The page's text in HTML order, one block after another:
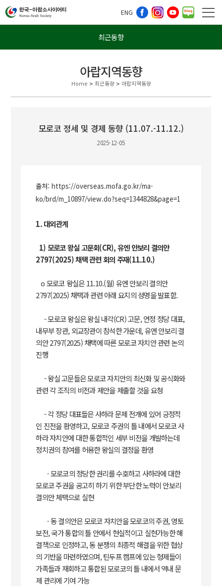
ENG
최근동향
아랍지역동향
Home > 최근동향> 아랍지역동향
모로코 정세 및 경제 동향 (11.07.-11.12.)
2025-12-05
출처:https://overseas.mofa.go.kr/ma-
ko/brd/m_10897/view.do?seq=1344828&page=1
1. 대외관계
1) 모로코 왕실 고문회(CR), 유엔 안보리 결의안
2797(2025) 채택 관련 회의 주재(11.10.)
o 모로코 왕실은 11.10.(월) 유엔 안보리 결의안
2797(2025) 채택과 관련 아래 요지의 성명을 발표함.
- 모로코 왕실은 왕실 내각(CR) 고문, 연정 정당 대표,
내무부 장관, 외교장관이 참석한 가운데, 유엔 안보리 결
의안 2797(2025) 채택에 따른 모로코 자치안 관련 논의
진행
- 왕실 고문들은 모로코 자치안의 최신화 및 공식화와
관련 각 조직의 비전과 제안을 제출할 것을 요청
- 각 정당 대표들은 사하라 문제 전개에 있어 긍정적
인 진전을 환영하고, 모로코 주권의 틀 내에서 모로코 사
하라 자치안에 대한 통합적인 세부 비전을 개발하는데
정치권의 참여를 허용한 왕실의 결정을 환영
· 모로코의 정당한 권리를 수호하고 사하라에 대한
모로코 주권을 공고히 하기 위한 부단한 노력이 안보리
결의안 체택으로 실현
· 동 결의안은 모로코 자치안을 모로코의 주권, 영토
보전, 국가 통합의 틀 안에서 현실적이고 실현가능한 해
결책으로 인정하고, 동 분쟁의 최종적 해결을 위한 협상
의 기반을 마련하였으며, 틴두프 캠프에 있는 형제들이
가족들과 재회하고 통합된 모로코의 틀 내에서 역내 문
제 관리에 기여 가능